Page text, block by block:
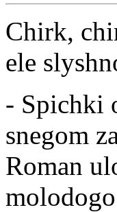
Chirk,
ele
- Spichki
snegom
Roman